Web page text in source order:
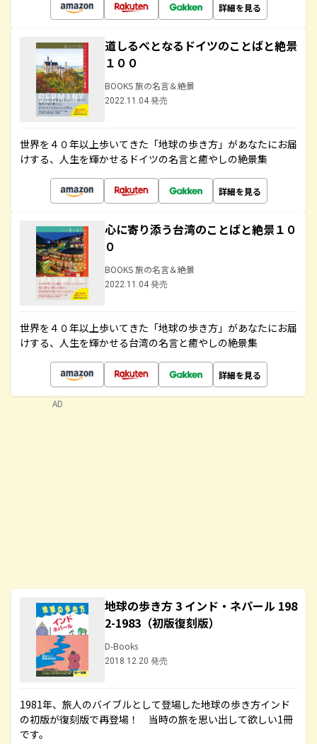
詳細を見る
道しるべとなるドイツのことばと絶景
１００
BOOKS 旅の名言＆絶景
2022.11.04 発売
世界を４０年以上歩いてきた「地球の歩き方」があなたにお届
けする、人生を輝かせるドイツの名言と癒やしの絶景集
詳細を見る
心に寄り添う台湾のことばと絶景１０
０
BOOKS 旅の名言＆絶景
2022.11.04 発売
世界を４０年以上歩いてきた「地球の歩き方」があなたにお届
けする、人生を輝かせる台湾の名言と癒やしの絶景集
詳細を見る
地球の歩き方 3 インド・ネパール 198
2-1983（初版復刻版）
D-Books
2018.12.20 発売
1981年、旅人のバイブルとして登場した地球の歩き方インド
の初版が復刻版で再登場！ 当時の旅を思い出して欲しい1冊
です。
AD